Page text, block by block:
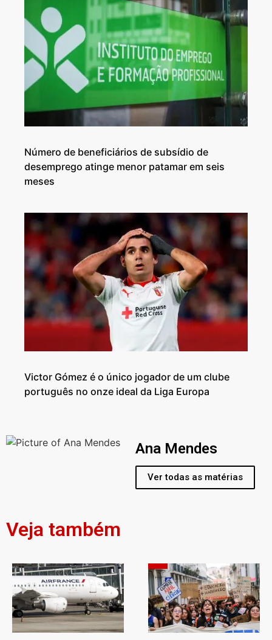
Número de beneficiários de subsídio de
desemprego atinge menor patamar em seis
meses
Victor Gómez é o único jogador de um clube
português no onze ideal da Liga Europa
Ana Mendes
Ver todas as matérias
Veja também